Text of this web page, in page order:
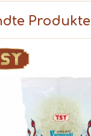
Produkte